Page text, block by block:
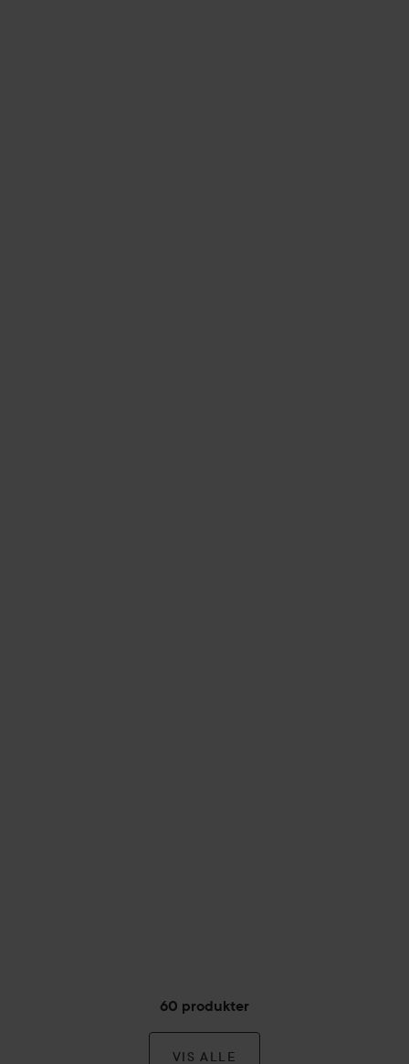
60 produkter
VIS ALLE